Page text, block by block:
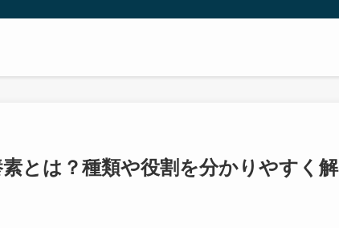
素とは？種類や役割を分かりやすく解